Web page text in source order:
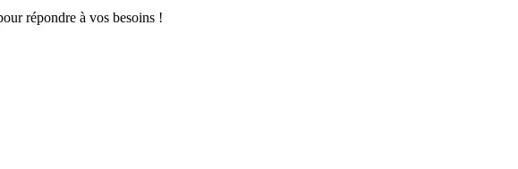
répondre à vos besoins !